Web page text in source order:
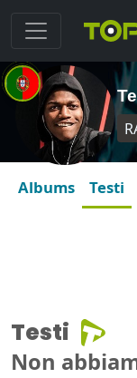
Albums Testi
Testi
Non